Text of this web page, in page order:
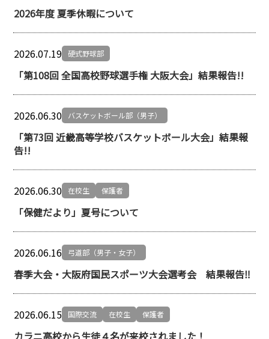
2026年度 夏季休暇について
2026.07.19 硬式野球部
「第108回 全国高校野球選手権 大阪大会」結果報告!!
2026.06.30 バスケットボール部（男子）
「第73回 近畿高等学校バスケットボール大会」結果報
告!!
2026.06.30 在校生 保護者
「保健だより」夏号について
2026.06.16 弓道部（男子・女子）
春季大会・大阪府国民スポーツ大会選考会 結果報告‼
2026.06.15 国際交流 在校生 保護者